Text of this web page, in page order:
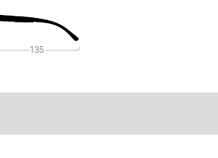
135